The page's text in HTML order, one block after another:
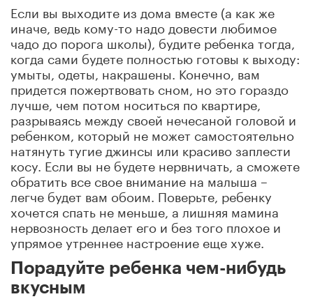
Если вы выходите из дома вместе (а как же
иначе, ведь кому-то надо довести любимое
чадо до порога школы), будите ребенка тогда,
когда сами будете полностью готовы к выходу:
умыты, одеты, накрашены. Конечно, вам
придется пожертвовать сном, но это гораздо
лучше, чем потом носиться по квартире,
разрываясь между своей нечесаной головой и
ребенком, который не может самостоятельно
натянуть тугие джинсы или красиво заплести
косу. Если вы не будете нервничать, а сможете
обратить все свое внимание на малыша –
легче будет вам обоим. Поверьте, ребенку
хочется спать не меньше, а лишняя мамина
нервозность делает его и без того плохое и
упрямое утреннее настроение еще хуже.
Порадуйте ребенка чем-нибудь
вкусным